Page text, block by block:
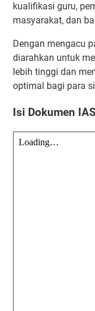
kualifikasi guru,
masyarakat, dan
Dengan mengacu
diarahkan untuk
lebih tinggi dan
optimal bagi para
Isi Dokumen